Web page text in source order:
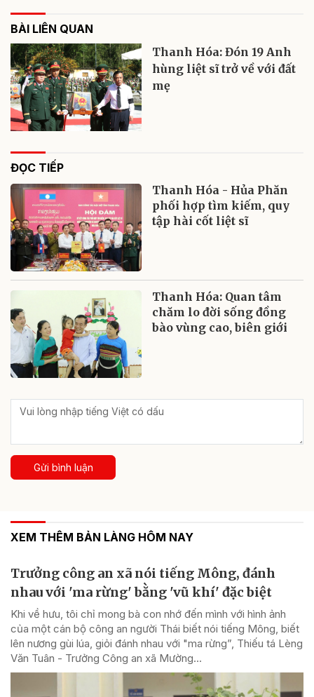
BÀI LIÊN QUAN
Thanh Hóa: Đón 19 Anh
hùng liệt sĩ trở về với đất
mẹ
ĐỌC TIẾP
Thanh Hóa - Hủa Phăn
phối hợp tìm kiếm, quy
tập hài cốt liệt sĩ
Thanh Hóa: Quan tâm
chăm lo đời sống đồng
bào vùng cao, biên giới
Gửi bình luận
XEM THÊM BẢN LÀNG HÔM NAY
Trưởng công an xã nói tiếng Mông, đánh
nhau với 'ma rừng' bằng 'vũ khí' đặc biệt
Khi về hưu, tôi chỉ mong bà con nhớ đến mình với hình ảnh
của một cán bộ công an người Thái biết nói tiếng Mông, biết
lên nương gùi lúa, giỏi đánh nhau với "ma rừng”, Thiếu tá Lèng
Văn Tuân - Trưởng Công an xã Mường...